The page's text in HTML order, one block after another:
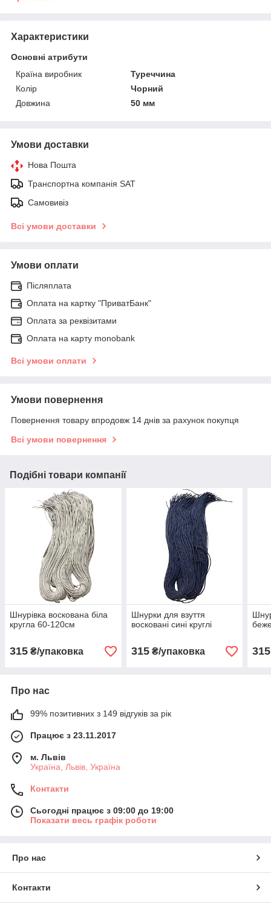
Характеристики
Основні атрибути
Країна виробник
Туреччина
Колір
Чорний
Довжина
50 мм
Умови доставки
Нова Пошта
Транспортна компанія SAT
Самовивіз
Всі умови доставки
Умови оплати
Післяплата
Оплата на картку "ПриватБанк"
Оплата за реквізитами
Оплата на карту monobank
Всі умови оплати
Умови повернення
Повернення товару впродовж 14 днів за рахунок покупця
Всі умови повернення
Подібні товари компанії
Шнурівка воскована біла
кругла 60-120см
315 ₴/упаковка
Шнурки для взуття
восковані сині круглі
315₴/упаковка 315
Про нас
99% позитивних з 149 відгуків за рік
Працює з 23.11.2017
м. Львів
Україна, Львів, Україна
Контакти
Сьогодні працює з 09:00 до 19:00
Показати весь графік роботи
Про нас
Контакти